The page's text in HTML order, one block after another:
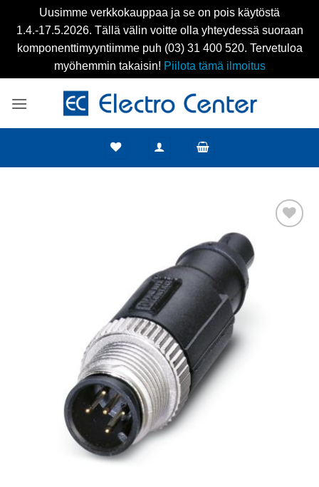
Uusimme verkkokauppaa ja se on pois käytöstä
1.4.-17.5.2026. Tällä välin voitte olla yhteydessä suoraan
komponenttimyyntiimme puh (03) 31 400 520. Tervetuloa
myöhemmin takaisin! Piilota tämä ilmoitus